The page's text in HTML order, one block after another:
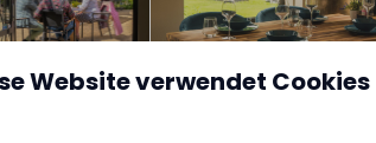
Website verwendet Cookies